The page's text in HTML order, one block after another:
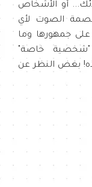
أو الأشخاص
الصوت لأي
جمهورها وما
"شخصية خاصة"
بغض النظر عن